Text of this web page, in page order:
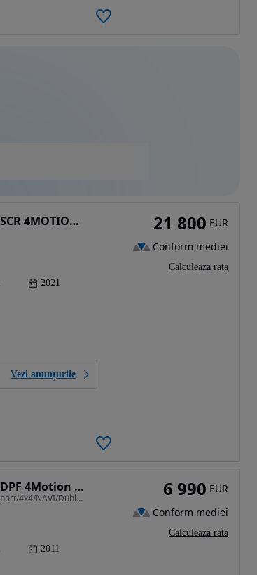
Volkswagen Tiguan 2.0 TDI SCR 4MOTION DSG R-Line
2021
Vezi anunțurile
21 800 EUR
Conform mediei
Calculeaza rata
Volkswagen Tiguan 2.0 TDI DPF 4Motion Life
1968 cm3 • 140 CP • DEALER/Recent import/4x4/NAVI/Dublu Climatr./Pilot/TRAPA/km REALI
2011
6 990 EUR
Conform mediei
Calculeaza rata